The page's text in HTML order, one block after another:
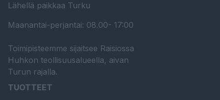
Lähellä paikkaa Turku
Maanantai-perjantai: 08.00- 17:00
Toimipisteemme sijaitsee Raisiossa
Huhkon teollisuusalueella, aivan
Turun rajalla.
TUOTTEET